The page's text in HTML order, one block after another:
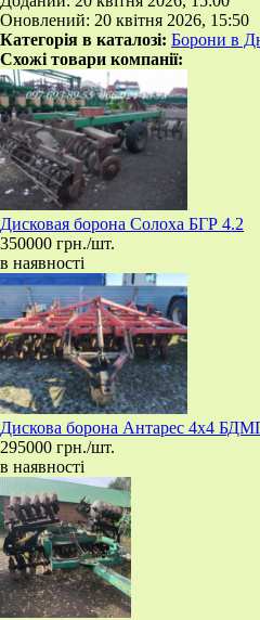
Оновлений: 20 квітня 2026, 15:50
Категорія в каталозі: Борони в
Схожі товари компанії:
​Дисковая борона Солоха БГР 4.2
350000 грн./шт.
в наявності
​Дискова борона Антарес 4х4
295000 грн./шт.
в наявності